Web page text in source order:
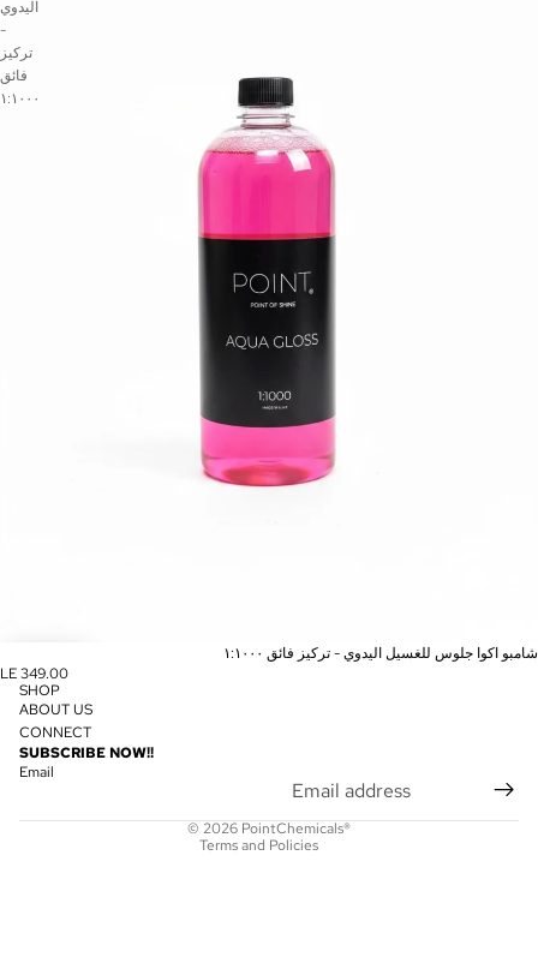
اليدوي
-
تركيز
فائق
١:١٠٠٠
شامبو اكوا جلوس للغسيل اليدوي - تركيز فائق ١:١٠٠٠
LE 349.00
SHOP
ABOUT US
CONNECT
SUBSCRIBE NOW!!
Email
© 2026 PointChemicals®
Terms and Policies